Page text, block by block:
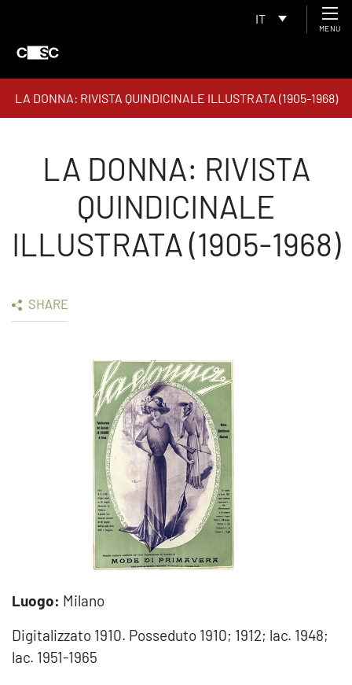
IT
MENU
LA DONNA: RIVISTA QUINDICINALE ILLUSTRATA (1905-1968)
LA DONNA: RIVISTA
QUINDICINALE
ILLUSTRATA (1905-1968)
SHARE
Luogo: Milano
Digitalizzato 1910. Posseduto 1910; 1912; lac. 1948;
lac. 1951-1965